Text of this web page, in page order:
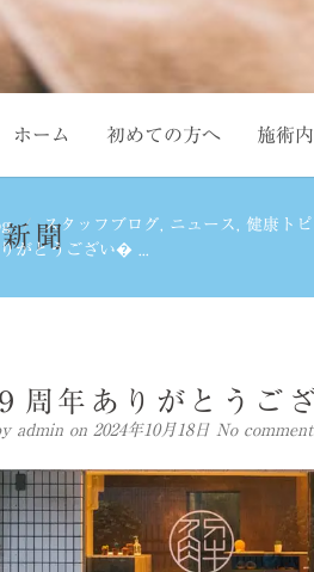
ホーム 初めての方へ 施術
聞
スタッフブログ ニュース 健康ト
がとうござい� ...
９周年ありがとうご
admin on 2024年10月18日 No